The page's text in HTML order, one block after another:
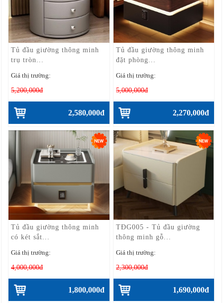
Tủ đầu giường thông minh
trụ tròn...
Giá thị trường:
5,200,000đ
2,580,000đ
Tủ đầu giường thông minh
đặt phòng...
Giá thị trường:
5,000,000đ
2,270,000đ
Tủ đầu giường thông minh
có két sắt...
Giá thị trường:
4,000,000đ
1,800,000đ
TĐG005 - Tủ đầu giường
thông minh gỗ...
Giá thị trường:
2,300,000đ
1,690,000đ